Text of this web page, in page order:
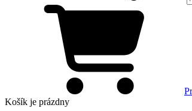
Košík je prázdny